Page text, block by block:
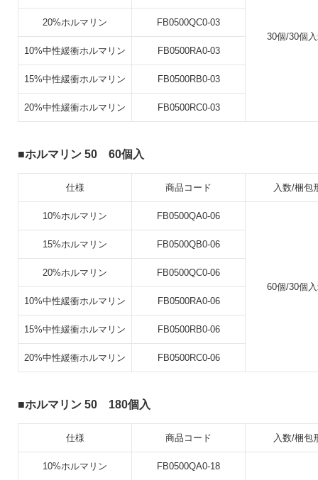
30個/30個
20%ホルマリン FB0500QC0-03
10%中性緩衝ホルマリン FB0500RA0-03
15%中性緩衝ホルマリン FB0500RB0-03
20%中性緩衝ホルマリン FB0500RC0-03
ホルマリン 50 60個入
仕様 商品コード 入数/梱包
10%ホルマリン FB0500QA0-06
60個/30個
15%ホルマリン FB0500QB0-06
20%ホルマリン FB0500QC0-06
10%中性緩衝ホルマリン FB0500RA0-06
15%中性緩衝ホルマリン FB0500RB0-06
20%中性緩衝ホルマリン FB0500RC0-06
ホルマリン 50 180個入
仕様 商品コード 入数/梱包
10%ホルマリン FB0500QA0-18